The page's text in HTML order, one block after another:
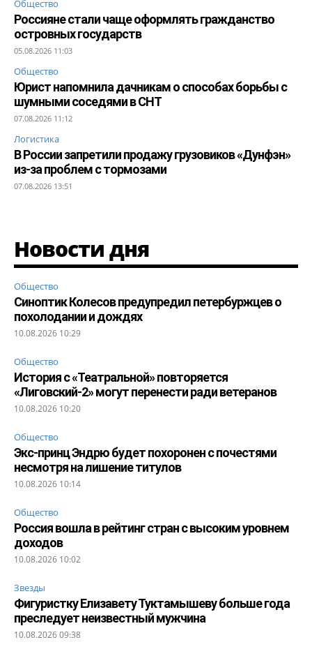
Общество
Россияне стали чаще оформлять гражданство
островных государств
05.08.2026 11:03
Общество
Юрист напомнила дачникам о способах борьбы с
шумными соседями в СНТ
07.08.2026 11:12
Логистика
В России запретили продажу грузовиков «Дунфэн»
из-за проблем с тормозами
07.08.2026 13:51
Новости дня
Общество
Синоптик Колесов предупредил петербуржцев о
похолодании и дождях
10.08.2026 10:29
Общество
История с «Театральной» повторяется
«Лиговский-2» могут перенести ради ветеранов
10.08.2026 10:20
Общество
Экс-принц Эндрю будет похоронен с почестями
несмотря на лишение титулов
10.08.2026 10:14
Общество
Россия вошла в рейтинг стран с высоким уровнем
доходов
10.08.2026 10:02
Звезды
Фигуристку Елизавету Туктамышеву больше года
преследует неизвестный мужчина
10.08.2026 09:38